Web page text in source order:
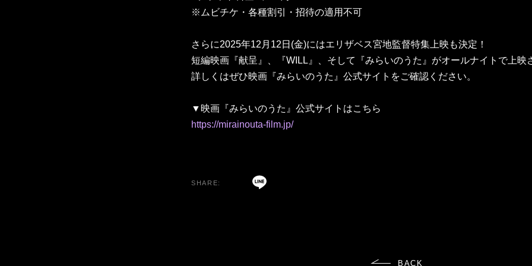
※ムビチケ・各種割引・招待の適用不可
さらに2025年12月12日(金)にはエリザベス宮地監督特集上映も決定！
短編映画『献呈』、『WILL』、そして『みらいのうた』がオールナイトで上映
詳しくはぜひ映画『みらいのうた』公式サイトをご確認ください。
▼映画『みらいのうた』公式サイトはこちら
https://mirainouta-film.jp/
BACK